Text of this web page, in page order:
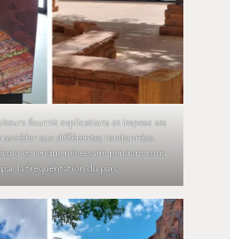
fournit explications et impose ses
aux différentes randonnées.
et rendue nécessaire pendant tout
par la fréquentation du parc